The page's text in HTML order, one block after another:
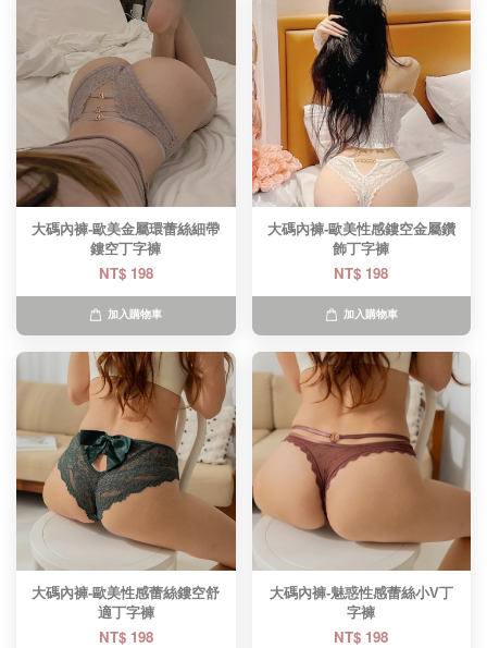
大碼內褲-歐美金屬環蕾絲細帶
鏤空丁字褲
NT$ 198
加入購物車
大碼內褲-歐美性感鏤空金屬鑽
飾丁字褲
NT$ 198
加入購物車
大碼內褲-歐美性感蕾絲鏤空舒
適丁字褲
NT$ 198
大碼內褲-魅惑性感蕾絲小V丁
字褲
NT$ 198